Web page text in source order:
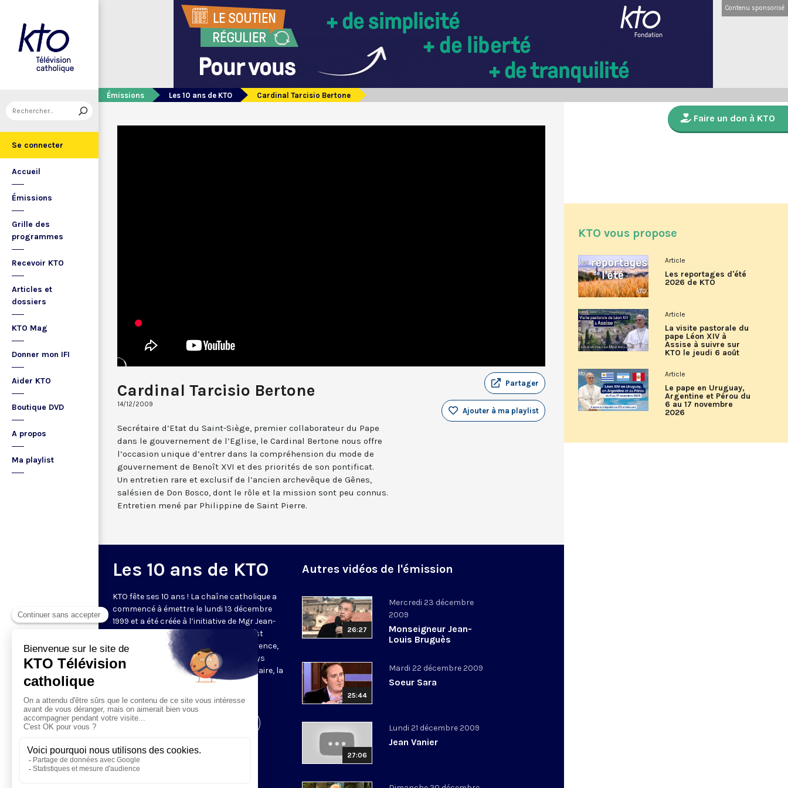
Se connecter
Accueil
Émissions
Grille des
programmes
Recevoir KTO
Articles et
dossiers
KTO Mag
Donner mon IFI
Aider KTO
Boutique DVD
A propos
Ma playlist
Contenu sponsorisé
Émissions Les 10 ans de KTO Cardinal Tarcisio Bertone
Cardinal Tarcisio Bertone
14/12/2009
Partager
Ajouter à ma playlist
Secrétaire d’Etat du Saint-Siège, premier collaborateur du Pape
dans le gouvernement de l’Eglise, le Cardinal Bertone nous offre
l’occasion unique d’entrer dans la compréhension du mode de
gouvernement de Benoît XVI et des priorités de son pontificat.
Un entretien rare et exclusif de l’ancien archevêque de Gênes,
salésien de Don Bosco, dont le rôle et la mission sont peu connus.
Entretien mené par Philippine de Saint Pierre.
Les 10 ans de KTO
KTO fête ses 10 ans ! La chaîne catholique a
commencé à émettre le lundi 13 décembre
1999 et a été créée à l’initiative de Mgr Jean-
Marie Lustiger. 10 ans plus tard, KTO est
devenu un média francophone de référence,
diffusée dans plusieurs dizaines de pays
dans le monde. Pour fêter cet anniversaire, la
chaîne a déployé une programmation
spéciale.
Visiter la page de l'émission
Autres vidéos de l'émission
26:27
Mercredi 23 décembre
2009
Monseigneur Jean-
Louis Bruguès
25:44
Mardi 22 décembre 2009
Soeur Sara
27:06
Lundi 21 décembre 2009
Jean Vanier
Faire un don à KTO
KTO vous propose
Article
Les reportages d'été
2026 de KTO
Article
La visite pastorale du
pape Léon XIV à
Assise à suivre sur
KTO le jeudi 6 août
Article
Le pape en Uruguay,
Argentine et Pérou du
6 au 17 novembre
2026